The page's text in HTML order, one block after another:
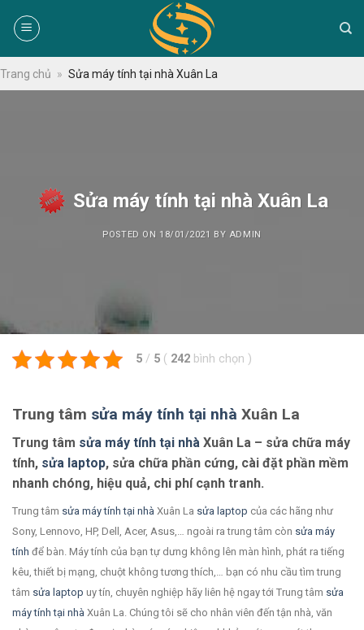
Trang chủ » Sửa máy tính tại nhà Xuân La
Sửa máy tính tại nhà Xuân La
POSTED ON 18/01/2021 BY ADMIN
5 / 5 ( 242 bình chọn )
Trung tâm sửa máy tính tại nhà Xuân La
Trung tâm sửa máy tính tại nhà Xuân La – sửa chữa máy
tính, sửa laptop, sửa chữa phần cứng, cài đặt phần mềm
nhanh chóng, hiệu quả, chi phí cạnh tranh.
Trung tâm sửa máy tính tại nhà Xuân La sửa laptop của các hãng như
Sony, Lennovo, HP, Dell, Acer, Asus,… ngoài ra trung tâm còn sửa máy
tính để bàn. Máy tính của bạn tự dưng không lên màn hình, phát ra tiếng
kêu, thiết bị mạng, chuột không tương thích,… bạn có nhu cầu tìm trung
tâm sửa laptop uy tín, chuyên nghiệp hãy liên hệ ngay tới Trung tâm sửa
máy tính tại nhà Xuân La. Chúng tôi sẽ cho nhân viên đến tận nhà, văn